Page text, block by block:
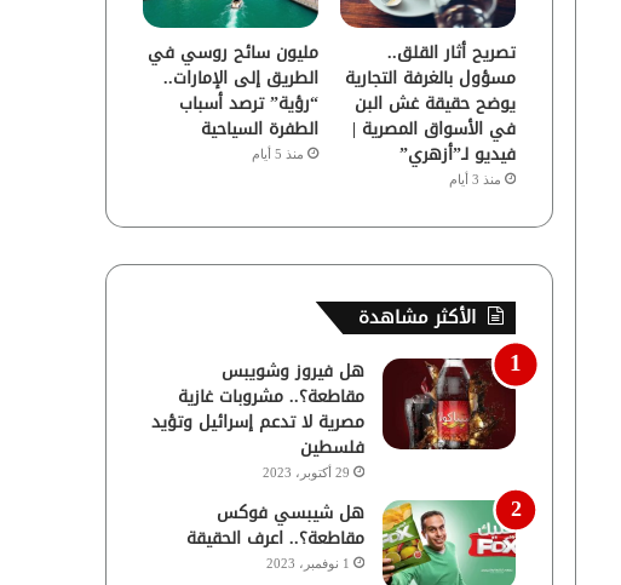
تصريح أثار القلق..
مسؤول بالغرفة التجارية
يوضح حقيقة غش البن
في الأسواق المصرية |
فيديو لـ”أزهري”
منذ 3 أيام
مليون سائح روسي في
الطريق إلى الإمارات..
“رؤية” ترصد أسباب
الطفرة السياحية
منذ 5 أيام
الأكثر مشاهدة
هل فيروز وشويبس
مقاطعة؟.. مشروبات غازية
مصرية لا تدعم إسرائيل وتؤيد
فلسطين
29 أكتوبر، 2023
هل شيبسي فوكس
مقاطعة؟.. اعرف الحقيقة
1 نوفمبر، 2023